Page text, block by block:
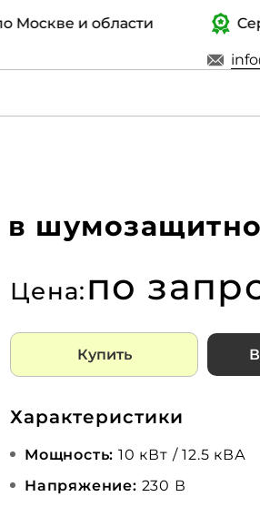
и области
в
Цена:по
Купить
Характеристики
Мощность: 10 кВт / 12.5 кВА
Напряжение: 230 В